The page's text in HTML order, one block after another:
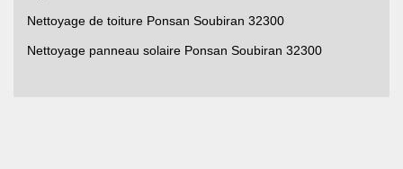
Nettoyage de toiture Ponsan Soubiran 32300
Nettoyage panneau solaire Ponsan Soubiran 32300